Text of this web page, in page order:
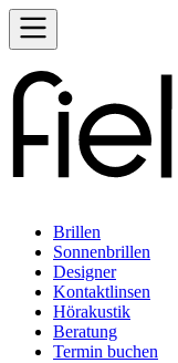
Brillen
Sonnenbrillen
Designer
Kontaktlinsen
Hörakustik
Beratung
Termin buchen